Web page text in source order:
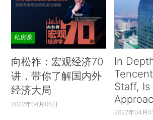
私房课
向松祚：宏观经济70
讲，带你了解国内外
经济大局
2022年04月06日
In
Staff, Is
2022年04月